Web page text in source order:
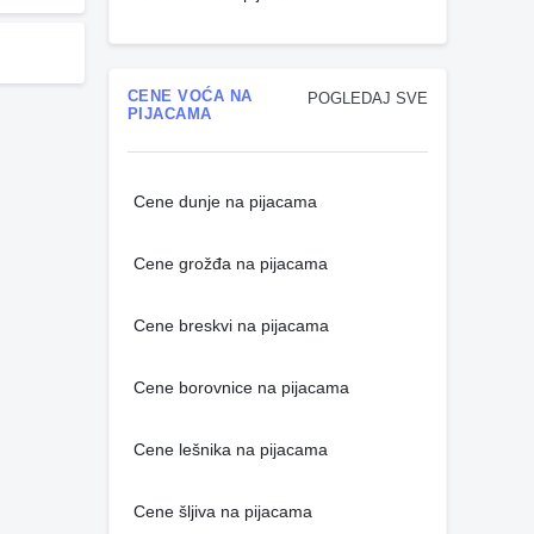
POGLEDAJ SVE
CENE VOĆA NA
PIJACAMA
Cene dunje na pijacama
Cene grožđa na pijacama
Cene breskvi na pijacama
Cene borovnice na pijacama
Cene lešnika na pijacama
Cene šljiva na pijacama